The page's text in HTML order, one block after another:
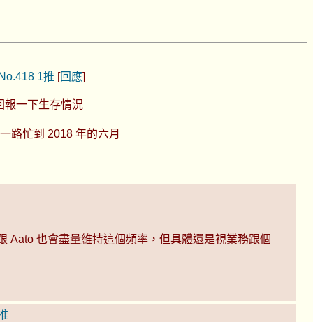
No.418 1推 [回應]
報一下生存情況
路忙到 2018 年的六月
Aato 也會盡量維持這個頻率，但具體還是視業務跟個